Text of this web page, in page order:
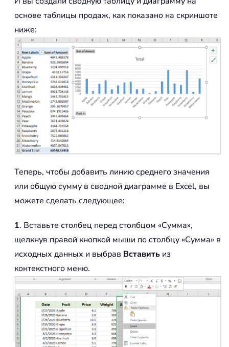
основе таблицы продаж, как показано на скриншоте
ниже:
Теперь, чтобы добавить линию среднего значения
или общую сумму в сводной диаграмме в Excel, вы
можете сделать следующее:
1. Вставьте столбец перед столбцом «Сумма»,
щелкнув правой кнопкой мыши по столбцу «Сумма» в
исходных данных и выбрав Вставить из
контекстного меню.